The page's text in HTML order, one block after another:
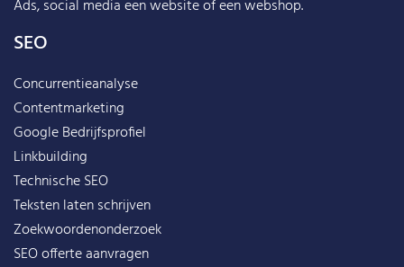
Ads, social media een website of een webshop.
SEO
Concurrentieanalyse
Contentmarketing
Google Bedrijfsprofiel
Linkbuilding
Technische SEO
Teksten laten schrijven
Zoekwoordenonderzoek
SEO offerte aanvragen